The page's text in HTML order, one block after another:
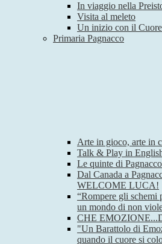
In viaggio nella
Visita al meleto
Un inizio con il
Primaria Pagnacco
Arte in gioco, arte in
Talk & Play in
Le quinte di
Dal Canada a
WELCOME LUCA!
“Rompere gli schemi
un mondo di non
CHE
"Un Barattolo di
quando il cuore si